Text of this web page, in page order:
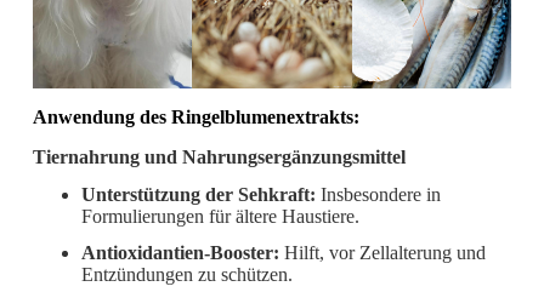
Anwendung des Ringelblumenextrakts:
Tiernahrung und Nahrungsergänzungsmittel
Unterstützung der Sehkraft: Insbesondere in
Formulierungen für ältere Haustiere.
Antioxidantien-Booster: Hilft, vor Zellalterung und
Entzündungen zu schützen.